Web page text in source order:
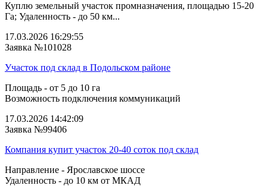
Куплю земельный участок промназначения, площадью 15-20
Га; Удаленность - до 50 км...
17.03.2026 16:29:55
Заявка №101028
Участок под склад в Подольском районе
Площадь - от 5 до 10 га
Возможность подключения коммуникаций
17.03.2026 14:42:09
Заявка №99406
Компания купит участок 20-40 соток под склад
Направление - Ярославское шоссе
Удаленность - до 10 км от МКАД